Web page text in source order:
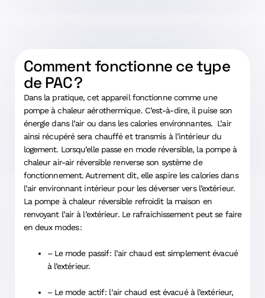
Comment fonctionne ce type
de PAC ?
Dans la pratique, cet appareil fonctionne comme une
pompe à chaleur aérothermique. C’est-à-dire, il puise son
énergie dans l’air ou dans les calories environnantes. L’air
ainsi récupéré sera chauffé et transmis à l’intérieur du
logement. Lorsqu’elle passe en mode réversible, la pompe à
chaleur air-air réversible renverse son système de
fonctionnement. Autrement dit, elle aspire les calories dans
l’air environnant intérieur pour les déverser vers l’extérieur.
La pompe à chaleur réversible refroidit la maison en
renvoyant l’air à l’extérieur. Le rafraichissement peut se faire
en deux modes :
– Le mode passif : l’air chaud est simplement évacué
à l’extérieur.
– Le mode actif : l’air chaud est évacué à l’extérieur,